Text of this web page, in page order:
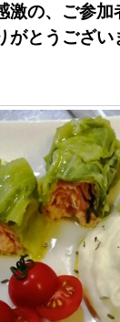
激の、ご参加
がとうござい